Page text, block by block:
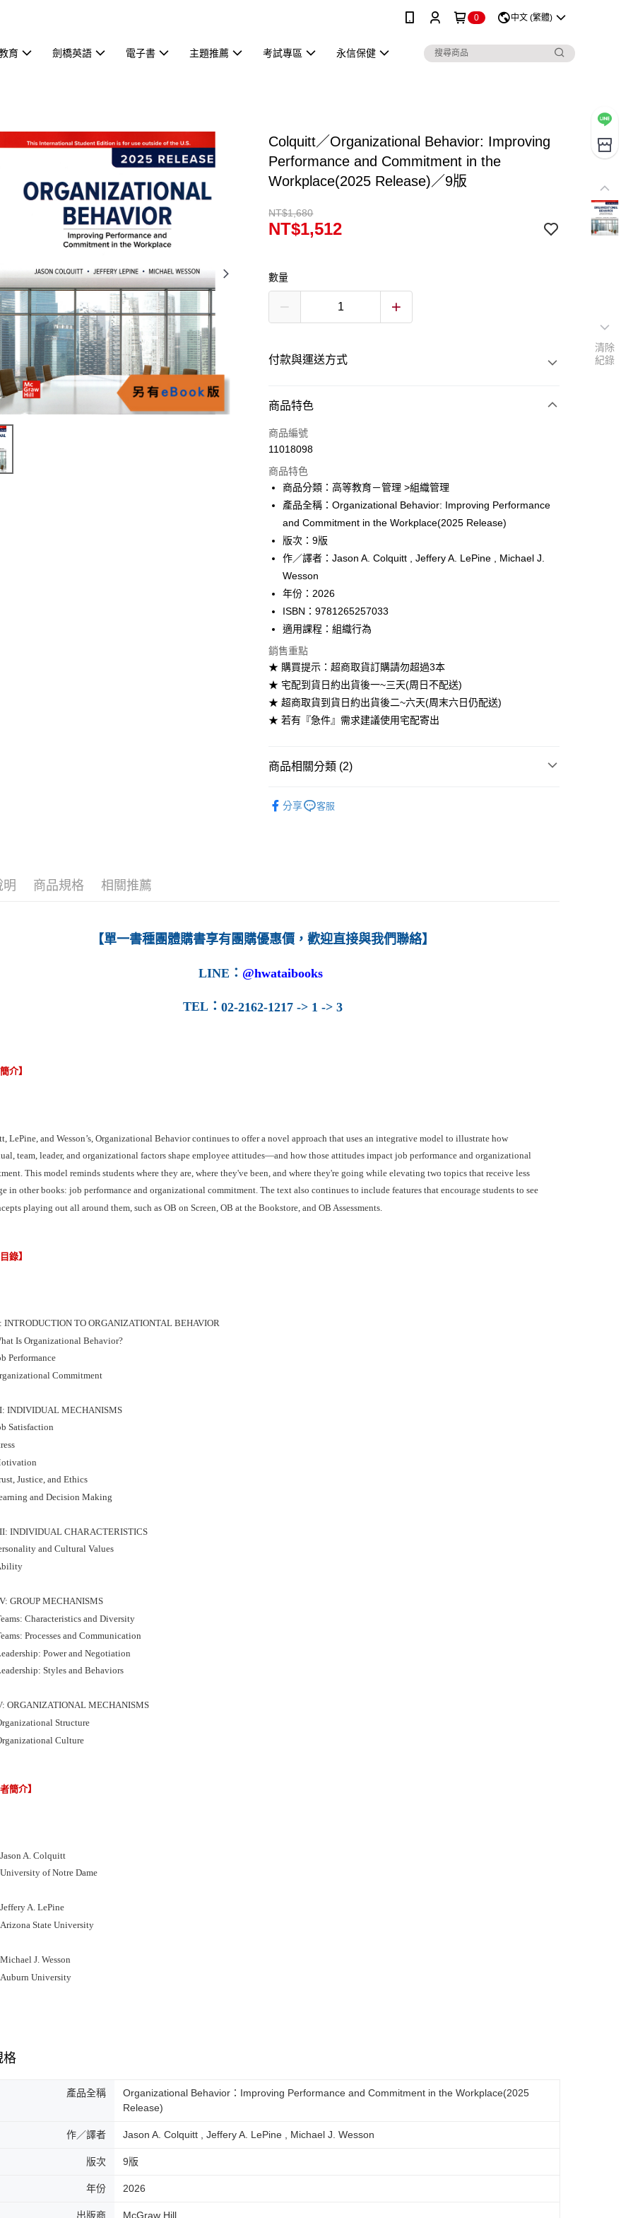
0 中文 (繁體)
育 劍橋英語 電子書 主題推薦 考試專區 永信保健
Colquitt／Organizational Behavior: Improving
Performance and Commitment in the
Workplace(2025 Release)／9版
NT$1,680
NT$1,512
數量
付款與運送方式
付款方式
信用卡一次付款
Apple Pay
Google Pay
ATM付款
運送方式
全家取貨付款
每筆NT$60
付款後全家取貨
每筆NT$60
7-11取貨付款
每筆NT$60
每筆NT$60
每筆NT$100
商品特色
商品編號
11018098
商品特色
商品分類：高等教育－管理 >組織管理
產品全稱：Organizational Behavior: Improving Performance
and Commitment in the Workplace(2025 Release)
版次：9版
作／譯者：Jason A. Colquitt , Jeffery A. LePine , Michael J.
Wesson
年份：2026
ISBN：9781265257033
適用課程：組織行為
銷售重點
★ 購買提示：超商取貨訂購請勿超過3本
★ 宅配到貨日約出貨後一~三天(周日不配送)
★ 超商取貨到貨日約出貨後二~六天(周末六日仍配送)
★ 若有『急件』需求建議使用宅配寄出
商品相關分類 (2)
分享 客服
明 商品規格 相關推薦
【單一書種團體購書享有團購優惠價，歡迎直接與我們聯絡】
LINE ： @hwataibooks
TEL： 02-2162-1217 -> 1 -> 3
介】
LePine, and Wesson’s, Organizational Behavior continues to offer a novel approach that uses an integrative model to illustrate how
team, leader, and organizational factors shape employee attitudes—and how those attitudes impact job performance and organizational
This model reminds students where they are, where they've been, and where they're going while elevating two topics that receive less
in other books: job performance and organizational commitment. The text also continues to include features that encourage students to see
playing out all around them, such as OB on Screen, OB at the Bookstore, and OB Assessments.
錄】
INTRODUCTION TO ORGANIZATIONTAL BEHAVIOR
Is Organizational Behavior?
Performance
Commitment
INDIVIDUAL MECHANISMS
Satisfaction
Justice, and Ethics
and Decision Making
INDIVIDUAL CHARACTERISTICS
and Cultural Values
GROUP MECHANISMS
Characteristics and Diversity
Processes and Communication
Power and Negotiation
Styles and Behaviors
ORGANIZATIONAL MECHANISMS
Structure
Culture
簡介】
A. Colquitt
of Notre Dame
A. LePine
State University
J. Wesson
University
格
產品全稱
Organizational Behavior：Improving Performance and Commitment in the Workplace(2025
Release)
作／譯者 Jason A. Colquitt , Jeffery A. LePine , Michael J. Wesson
版次 9版
年份 2026
出版商 McGraw Hill
清除
紀錄